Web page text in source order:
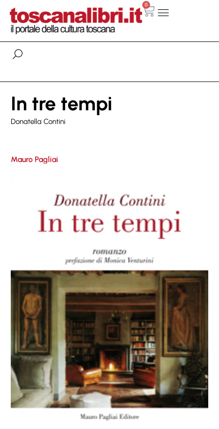
0
In tre tempi
Donatella Contini
Mauro Pagliai